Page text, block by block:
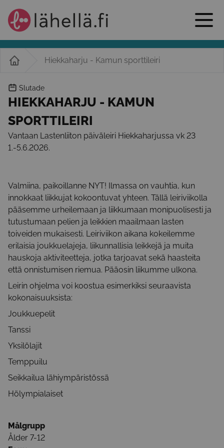
Hiekkaharju - Kamun sporttileiri
Slutade
HIEKKAHARJU - KAMUN
SPORTTILEIRI
Vantaan Lastenliiton päiväleiri Hiekkaharjussa vk 23
1.-5.6.2026.
Valmiina, paikoillanne NYT! Ilmassa on vauhtia, kun
innokkaat liikkujat kokoontuvat yhteen. Tällä leiriviikolla
pääsemme urheilemaan ja liikkumaan monipuolisesti ja
tutustumaan pelien ja leikkien maailmaan lasten
toiveiden mukaisesti. Leiriviikon aikana kokeilemme
erilaisia joukkuelajeja, liikunnallisia leikkejä ja muita
hauskoja aktiviteetteja, jotka tarjoavat sekä haasteita
että onnistumisen riemua. Pääosin liikumme ulkona.
Leirin ohjelma voi koostua esimerkiksi seuraavista
kokonaisuuksista:
Joukkuepelit
Tanssi
Yksilölajit
Temppuilu
Seikkailua lähiympäristössä
Hölympialaiset
Målgrupp
Ålder 7-12